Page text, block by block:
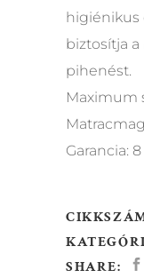
higiénikus
biztosítja
pihenést.
Maximum
Garancia:
SHARE: